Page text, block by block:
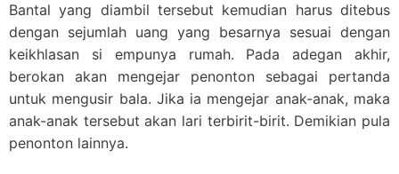
Bantal yang diambil tersebut kemudian harus ditebus
dengan sejumlah uang yang besarnya sesuai dengan
keikhlasan si empunya rumah. Pada adegan akhir,
berokan akan mengejar penonton sebagai pertanda
untuk mengusir bala. Jika ia mengejar anak-anak, maka
anak-anak tersebut akan lari terbirit-birit. Demikian pula
penonton lainnya.